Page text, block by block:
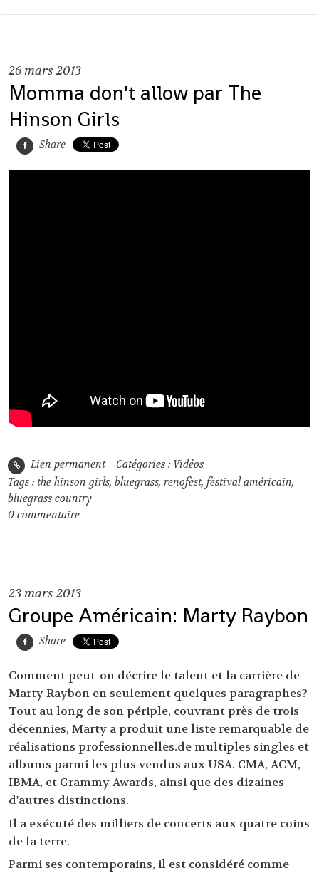
26mars 2013
Momma don't allow par The
Hinson Girls
Share
Lien permanent Catégories : Vidéos
Tags :the hinson girls,bluegrass,renofest,festival américain,
bluegrass country
0 commentaire
23mars 2013
Groupe Américain: Marty Raybon
Share
Comment peut-on décrire le talent et la carrière de
Marty Raybon en seulement quelques paragraphes?
Tout au long de son périple, couvrant près de trois
décennies, Marty a produit une liste remarquable de
réalisations professionnelles.de multiples singles et
albums parmi les plus vendus aux USA. CMA, ACM,
IBMA, et Grammy Awards, ainsi que des dizaines
d'autres distinctions.
Il a exécuté des milliers de concerts aux quatre coins
de la terre.
Parmi ses contemporains, il est considéré comme